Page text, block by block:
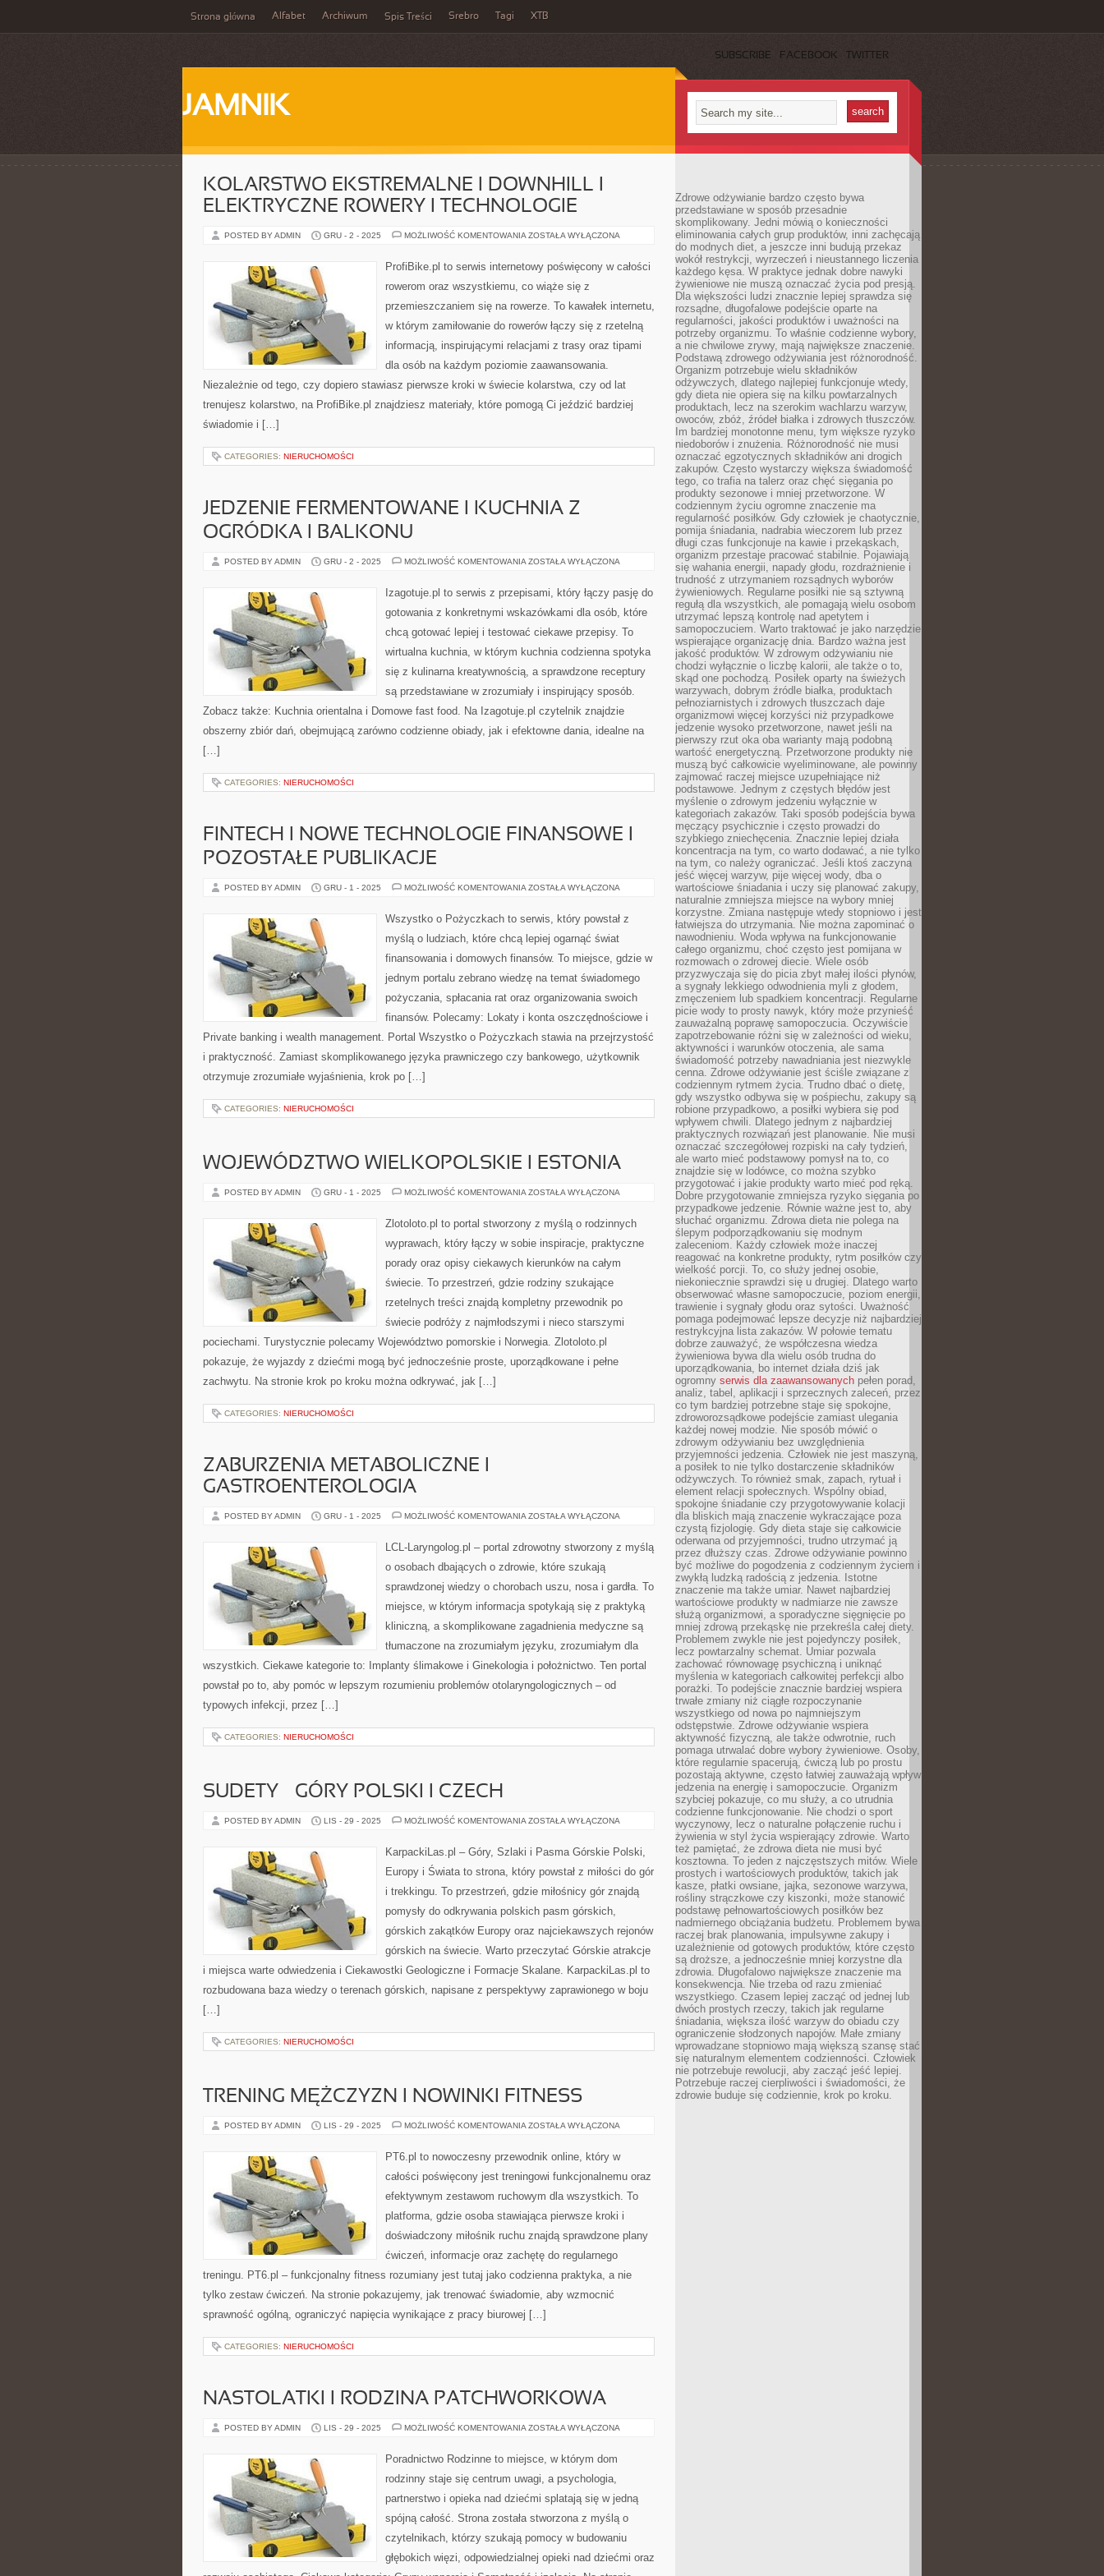
Strona główna Alfabet Archiwum Spis Treści Srebro Tagi XTB
SUBSCRIBE FACEBOOK TWITTER
JAMNIK
KOLARSTWO EKSTREMALNE I DOWNHILL I
ELEKTRYCZNE ROWERY I TECHNOLOGIE
POSTED BY ADMIN GRU - 2 - 2025 MOŻLIWOŚĆ KOMENTOWANIA KOLARSTWO
DOWNHILL
I
ROWERY
TECHNOLOGIE
ZOSTAŁA WYŁĄCZONA
ProfiBike.pl to serwis internetowy poświęcony w całości
rowerom oraz wszystkiemu, co wiąże się z
przemieszczaniem się na rowerze. To kawałek internetu,
w którym zamiłowanie do rowerów łączy się z rzetelną
informacją, inspirującymi relacjami z trasy oraz tipami
dla osób na każdym poziomie zaawansowania.
Niezależnie od tego, czy dopiero stawiasz pierwsze kroki w świecie kolarstwa, czy od lat
trenujesz kolarstwo, na ProfiBike.pl znajdziesz materiały, które pomogą Ci jeździć bardziej
świadomie i […]
CATEGORIES: NIERUCHOMOŚCI
JEDZENIE FERMENTOWANE I KUCHNIA Z
OGRÓDKA I BALKONU
POSTED BY ADMIN GRU - 2 - 2025 MOŻLIWOŚĆ KOMENTOWANIA JEDZENIE
KUCHNIA
Z
I
ZOSTAŁA WYŁĄCZONA
Izagotuje.pl to serwis z przepisami, który łączy pasję do
gotowania z konkretnymi wskazówkami dla osób, które
chcą gotować lepiej i testować ciekawe przepisy. To
wirtualna kuchnia, w którym kuchnia codzienna spotyka
się z kulinarna kreatywnością, a sprawdzone receptury
są przedstawiane w zrozumiały i inspirujący sposób.
Zobacz także: Kuchnia orientalna i Domowe fast food. Na Izagotuje.pl czytelnik znajdzie
obszerny zbiór dań, obejmującą zarówno codzienne obiady, jak i efektowne dania, idealne na
[…]
CATEGORIES: NIERUCHOMOŚCI
FINTECH I NOWE TECHNOLOGIE FINANSOWE I
POZOSTAŁE PUBLIKACJE
POSTED BY ADMIN GRU - 1 - 2025 MOŻLIWOŚĆ KOMENTOWANIA FINTECH
TECHNOLOGIE
FINANSOWE
POZOSTAŁE
ZOSTAŁA WYŁĄCZONA
Wszystko o Pożyczkach to serwis, który powstał z
myślą o ludziach, które chcą lepiej ogarnąć świat
finansowania i domowych finansów. To miejsce, gdzie w
jednym portalu zebrano wiedzę na temat świadomego
pożyczania, spłacania rat oraz organizowania swoich
finansów. Polecamy: Lokaty i konta oszczędnościowe i
Private banking i wealth management. Portal Wszystko o Pożyczkach stawia na przejrzystość
i praktyczność. Zamiast skomplikowanego języka prawniczego czy bankowego, użytkownik
otrzymuje zrozumiałe wyjaśnienia, krok po […]
CATEGORIES: NIERUCHOMOŚCI
WOJEWÓDZTWO WIELKOPOLSKIE I ESTONIA
POSTED BY ADMIN GRU - 1 - 2025 MOŻLIWOŚĆ KOMENTOWANIA WOJEWÓDZTWO
ESTONIA
ZOSTAŁA WYŁĄCZONA
Zlotoloto.pl to portal stworzony z myślą o rodzinnych
wyprawach, który łączy w sobie inspiracje, praktyczne
porady oraz opisy ciekawych kierunków na całym
świecie. To przestrzeń, gdzie rodziny szukające
rzetelnych treści znajdą kompletny przewodnik po
świecie podróży z najmłodszymi i nieco starszymi
pociechami. Turystycznie polecamy Województwo pomorskie i Norwegia. Zlotoloto.pl
pokazuje, że wyjazdy z dziećmi mogą być jednocześnie proste, uporządkowane i pełne
zachwytu. Na stronie krok po kroku można odkrywać, jak […]
CATEGORIES: NIERUCHOMOŚCI
ZABURZENIA METABOLICZNE I
GASTROENTEROLOGIA
POSTED BY ADMIN GRU - 1 - 2025 MOŻLIWOŚĆ KOMENTOWANIA ZABURZENIA
GASTROENTEROLOGIA
ZOSTAŁA WYŁĄCZONA
LCL-Laryngolog.pl – portal zdrowotny stworzony z myślą
o osobach dbających o zdrowie, które szukają
sprawdzonej wiedzy o chorobach uszu, nosa i gardła. To
miejsce, w którym informacja spotykają się z praktyką
kliniczną, a skomplikowane zagadnienia medyczne są
tłumaczone na zrozumiałym języku, zrozumiałym dla
wszystkich. Ciekawe kategorie to: Implanty ślimakowe i Ginekologia i położnictwo. Ten portal
powstał po to, aby pomóc w lepszym rozumieniu problemów otolaryngologicznych – od
typowych infekcji, przez […]
CATEGORIES: NIERUCHOMOŚCI
SUDETY – GÓRY POLSKI I CZECH
POSTED BY ADMIN LIS - 29 - 2025 MOŻLIWOŚĆ KOMENTOWANIA SUDETY
POLSKI
ZOSTAŁA WYŁĄCZONA
KarpackiLas.pl – Góry, Szlaki i Pasma Górskie Polski,
Europy i Świata to strona, który powstał z miłości do gór
i trekkingu. To przestrzeń, gdzie miłośnicy gór znajdą
pomysły do odkrywania polskich pasm górskich,
górskich zakątków Europy oraz najciekawszych rejonów
górskich na świecie. Warto przeczytać Górskie atrakcje
i miejsca warte odwiedzenia i Ciekawostki Geologiczne i Formacje Skalane. KarpackiLas.pl to
rozbudowana baza wiedzy o terenach górskich, napisane z perspektywy zaprawionego w boju
[…]
CATEGORIES: NIERUCHOMOŚCI
TRENING MĘŻCZYZN I NOWINKI FITNESS
POSTED BY ADMIN LIS - 29 - 2025 MOŻLIWOŚĆ KOMENTOWANIA TRENING
NOWINKI
FITNESS
ZOSTAŁA WYŁĄCZONA
PT6.pl to nowoczesny przewodnik online, który w
całości poświęcony jest treningowi funkcjonalnemu oraz
efektywnym zestawom ruchowym dla wszystkich. To
platforma, gdzie osoba stawiająca pierwsze kroki i
doświadczony miłośnik ruchu znajdą sprawdzone plany
ćwiczeń, informacje oraz zachętę do regularnego
treningu. PT6.pl – funkcjonalny fitness rozumiany jest tutaj jako codzienna praktyka, a nie
tylko zestaw ćwiczeń. Na stronie pokazujemy, jak trenować świadomie, aby wzmocnić
sprawność ogólną, ograniczyć napięcia wynikające z pracy biurowej […]
CATEGORIES: NIERUCHOMOŚCI
NASTOLATKI I RODZINA PATCHWORKOWA
POSTED BY ADMIN LIS - 29 - 2025 MOŻLIWOŚĆ KOMENTOWANIA NASTOLATKI
PATCHWORKOWA
ZOSTAŁA WYŁĄCZONA
Poradnictwo Rodzinne to miejsce, w którym dom
rodzinny staje się centrum uwagi, a psychologia,
partnerstwo i opieka nad dziećmi splatają się w jedną
spójną całość. Strona została stworzona z myślą o
czytelnikach, którzy szukają pomocy w budowaniu
głębokich więzi, odpowiedzialnej opieki nad dziećmi oraz
Zdrowe odżywianie bardzo często bywa
przedstawiane w sposób przesadnie
skomplikowany. Jedni mówią o konieczności
eliminowania całych grup produktów, inni zachęcają
do modnych diet, a jeszcze inni budują przekaz
wokół restrykcji, wyrzeczeń i nieustannego liczenia
każdego kęsa. W praktyce jednak dobre nawyki
żywieniowe nie muszą oznaczać życia pod presją.
Dla większości ludzi znacznie lepiej sprawdza się
rozsądne, długofalowe podejście oparte na
regularności, jakości produktów i uważności na
potrzeby organizmu. To właśnie codzienne wybory,
a nie chwilowe zrywy, mają największe znaczenie.
Podstawą zdrowego odżywiania jest różnorodność.
Organizm potrzebuje wielu składników
odżywczych, dlatego najlepiej funkcjonuje wtedy,
gdy dieta nie opiera się na kilku powtarzalnych
produktach, lecz na szerokim wachlarzu warzyw,
owoców, zbóż, źródeł białka i zdrowych tłuszczów.
Im bardziej monotonne menu, tym większe ryzyko
niedoborów i znużenia. Różnorodność nie musi
oznaczać egzotycznych składników ani drogich
zakupów. Często wystarczy większa świadomość
tego, co trafia na talerz oraz chęć sięgania po
produkty sezonowe i mniej przetworzone. W
codziennym życiu ogromne znaczenie ma
regularność posiłków. Gdy człowiek je chaotycznie,
pomija śniadania, nadrabia wieczorem lub przez
długi czas funkcjonuje na kawie i przekąskach,
organizm przestaje pracować stabilnie. Pojawiają
się wahania energii, napady głodu, rozdrażnienie i
trudność z utrzymaniem rozsądnych wyborów
żywieniowych. Regularne posiłki nie są sztywną
regułą dla wszystkich, ale pomagają wielu osobom
utrzymać lepszą kontrolę nad apetytem i
samopoczuciem. Warto traktować je jako narzędzie
wspierające organizację dnia. Bardzo ważna jest
jakość produktów. W zdrowym odżywianiu nie
chodzi wyłącznie o liczbę kalorii, ale także o to,
skąd one pochodzą. Posiłek oparty na świeżych
warzywach, dobrym źródle białka, produktach
pełnoziarnistych i zdrowych tłuszczach daje
organizmowi więcej korzyści niż przypadkowe
jedzenie wysoko przetworzone, nawet jeśli na
pierwszy rzut oka oba warianty mają podobną
wartość energetyczną. Przetworzone produkty nie
muszą być całkowicie wyeliminowane, ale powinny
zajmować raczej miejsce uzupełniające niż
podstawowe. Jednym z częstych błędów jest
myślenie o zdrowym jedzeniu wyłącznie w
kategoriach zakazów. Taki sposób podejścia bywa
męczący psychicznie i często prowadzi do
szybkiego zniechęcenia. Znacznie lepiej działa
koncentracja na tym, co warto dodawać, a nie tylko
na tym, co należy ograniczać. Jeśli ktoś zaczyna
jeść więcej warzyw, pije więcej wody, dba o
wartościowe śniadania i uczy się planować zakupy,
naturalnie zmniejsza miejsce na wybory mniej
korzystne. Zmiana następuje wtedy stopniowo i jest
łatwiejsza do utrzymania. Nie można zapominać o
nawodnieniu. Woda wpływa na funkcjonowanie
całego organizmu, choć często jest pomijana w
rozmowach o zdrowej diecie. Wiele osób
przyzwyczaja się do picia zbyt małej ilości płynów,
a sygnały lekkiego odwodnienia myli z głodem,
zmęczeniem lub spadkiem koncentracji. Regularne
picie wody to prosty nawyk, który może przynieść
zauważalną poprawę samopoczucia. Oczywiście
zapotrzebowanie różni się w zależności od wieku,
aktywności i warunków otoczenia, ale sama
świadomość potrzeby nawadniania jest niezwykle
cenna. Zdrowe odżywianie jest ściśle związane z
codziennym rytmem życia. Trudno dbać o dietę,
gdy wszystko odbywa się w pośpiechu, zakupy są
robione przypadkowo, a posiłki wybiera się pod
wpływem chwili. Dlatego jednym z najbardziej
praktycznych rozwiązań jest planowanie. Nie musi
oznaczać szczegółowej rozpiski na cały tydzień,
ale warto mieć podstawowy pomysł na to, co
znajdzie się w lodówce, co można szybko
przygotować i jakie produkty warto mieć pod ręką.
Dobre przygotowanie zmniejsza ryzyko sięgania po
przypadkowe jedzenie. Równie ważne jest to, aby
słuchać organizmu. Zdrowa dieta nie polega na
ślepym podporządkowaniu się modnym
zaleceniom. Każdy człowiek może inaczej
reagować na konkretne produkty, rytm posiłków czy
wielkość porcji. To, co służy jednej osobie,
niekoniecznie sprawdzi się u drugiej. Dlatego warto
obserwować własne samopoczucie, poziom energii,
trawienie i sygnały głodu oraz sytości. Uważność
pomaga podejmować lepsze decyzje niż najbardziej
restrykcyjna lista zakazów. W połowie tematu
dobrze zauważyć, że współczesna wiedza
żywieniowa bywa dla wielu osób trudna do
uporządkowania, bo internet działa dziś jak
ogromny serwis dla zaawansowanych pełen porad,
analiz, tabel, aplikacji i sprzecznych zaleceń, przez
co tym bardziej potrzebne staje się spokojne,
zdroworozsądkowe podejście zamiast ulegania
każdej nowej modzie. Nie sposób mówić o
zdrowym odżywianiu bez uwzględnienia
przyjemności jedzenia. Człowiek nie jest maszyną,
a posiłek to nie tylko dostarczenie składników
odżywczych. To również smak, zapach, rytuał i
element relacji społecznych. Wspólny obiad,
spokojne śniadanie czy przygotowywanie kolacji
dla bliskich mają znaczenie wykraczające poza
czystą fizjologię. Gdy dieta staje się całkowicie
oderwana od przyjemności, trudno utrzymać ją
przez dłuższy czas. Zdrowe odżywianie powinno
być możliwe do pogodzenia z codziennym życiem i
zwykłą ludzką radością z jedzenia. Istotne
znaczenie ma także umiar. Nawet najbardziej
wartościowe produkty w nadmiarze nie zawsze
służą organizmowi, a sporadyczne sięgnięcie po
mniej zdrową przekąskę nie przekreśla całej diety.
Problemem zwykle nie jest pojedynczy posiłek,
lecz powtarzalny schemat. Umiar pozwala
zachować równowagę psychiczną i uniknąć
myślenia w kategoriach całkowitej perfekcji albo
porażki. To podejście znacznie bardziej wspiera
trwałe zmiany niż ciągłe rozpoczynanie
wszystkiego od nowa po najmniejszym
odstępstwie. Zdrowe odżywianie wspiera
aktywność fizyczną, ale także odwrotnie, ruch
pomaga utrwalać dobre wybory żywieniowe. Osoby,
które regularnie spacerują, ćwiczą lub po prostu
pozostają aktywne, często łatwiej zauważają wpływ
jedzenia na energię i samopoczucie. Organizm
szybciej pokazuje, co mu służy, a co utrudnia
codzienne funkcjonowanie. Nie chodzi o sport
wyczynowy, lecz o naturalne połączenie ruchu i
żywienia w styl życia wspierający zdrowie. Warto
też pamiętać, że zdrowa dieta nie musi być
kosztowna. To jeden z najczęstszych mitów. Wiele
prostych i wartościowych produktów, takich jak
kasze, płatki owsiane, jajka, sezonowe warzywa,
rośliny strączkowe czy kiszonki, może stanowić
podstawę pełnowartościowych posiłków bez
nadmiernego obciążania budżetu. Problemem bywa
raczej brak planowania, impulsywne zakupy i
uzależnienie od gotowych produktów, które często
są droższe, a jednocześnie mniej korzystne dla
zdrowia. Długofalowo największe znaczenie ma
konsekwencja. Nie trzeba od razu zmieniać
wszystkiego. Czasem lepiej zacząć od jednej lub
dwóch prostych rzeczy, takich jak regularne
śniadania, większa ilość warzyw do obiadu czy
ograniczenie słodzonych napojów. Małe zmiany
wprowadzane stopniowo mają większą szansę stać
się naturalnym elementem codzienności. Człowiek
nie potrzebuje rewolucji, aby zacząć jeść lepiej.
Potrzebuje raczej cierpliwości i świadomości, że
zdrowie buduje się codziennie, krok po kroku.